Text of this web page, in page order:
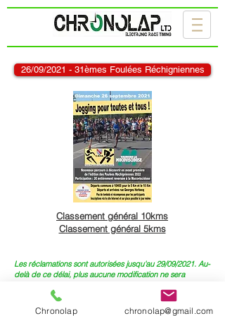
26/09/2021 - 31èmes Foulées Réchigniennes
Classement général 10kms
Classement général 5kms
Les réclamations sont autorisées jusqu'au 29/09/2021. Au-
delà de ce délai, plus aucune modification ne sera
2017 - Site créé par Chronolap
Chronolap chronolap@gmail.com